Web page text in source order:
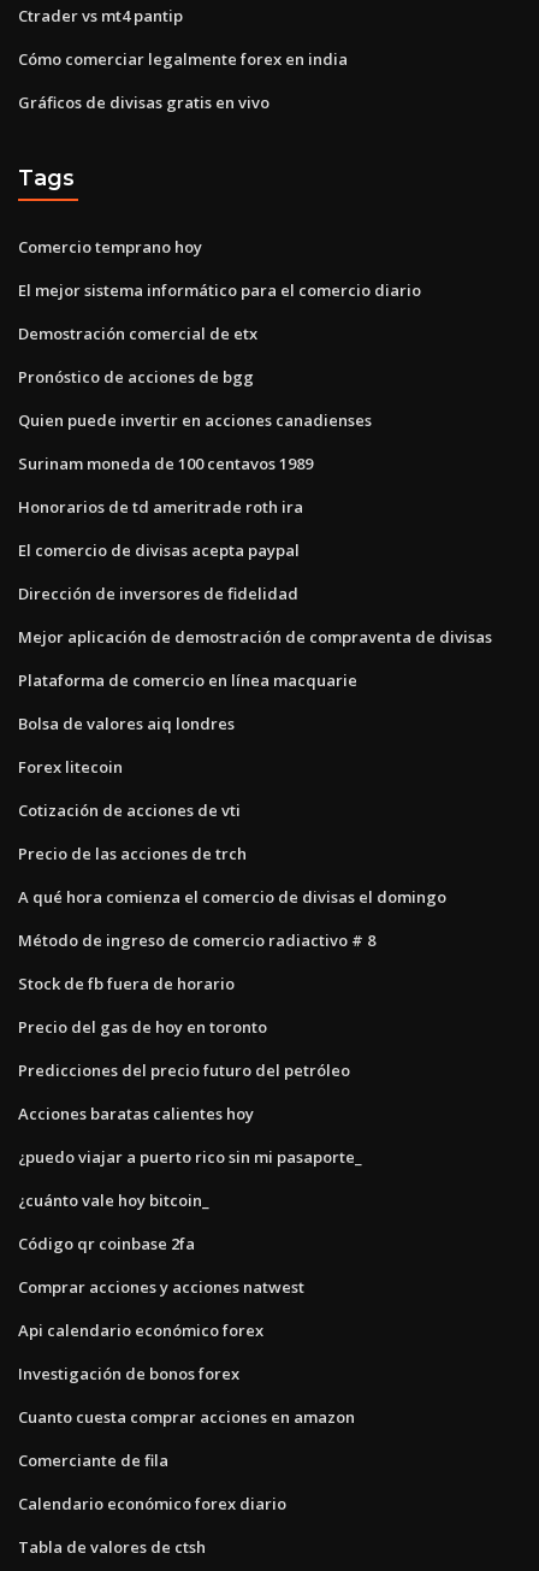
Ctrader vs mt4 pantip
Cómo comerciar legalmente forex en india
Gráficos de divisas gratis en vivo
Tags
Comercio temprano hoy
El mejor sistema informático para el comercio diario
Demostración comercial de etx
Pronóstico de acciones de bgg
Quien puede invertir en acciones canadienses
Surinam moneda de 100 centavos 1989
Honorarios de td ameritrade roth ira
El comercio de divisas acepta paypal
Dirección de inversores de fidelidad
Mejor aplicación de demostración de compraventa de divisas
Plataforma de comercio en línea macquarie
Bolsa de valores aiq londres
Forex litecoin
Cotización de acciones de vti
Precio de las acciones de trch
A qué hora comienza el comercio de divisas el domingo
Método de ingreso de comercio radiactivo # 8
Stock de fb fuera de horario
Precio del gas de hoy en toronto
Predicciones del precio futuro del petróleo
Acciones baratas calientes hoy
¿puedo viajar a puerto rico sin mi pasaporte_
¿cuánto vale hoy bitcoin_
Código qr coinbase 2fa
Comprar acciones y acciones natwest
Api calendario económico forex
Investigación de bonos forex
Cuanto cuesta comprar acciones en amazon
Comerciante de fila
Calendario económico forex diario
Tabla de valores de ctsh